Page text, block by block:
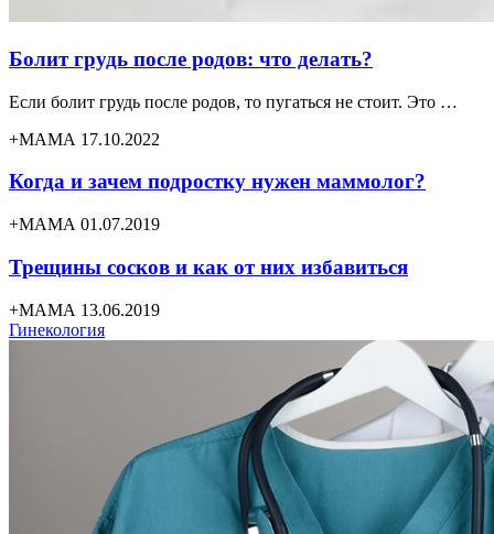
Болит грудь после родов: что делать?
Если болит грудь после родов, то пугаться не стоит. Это …
+МАМА 17.10.2022
Когда и зачем подростку нужен маммолог?
+МАМА 01.07.2019
Трещины сосков и как от них избавиться
+МАМА 13.06.2019
Гинекология